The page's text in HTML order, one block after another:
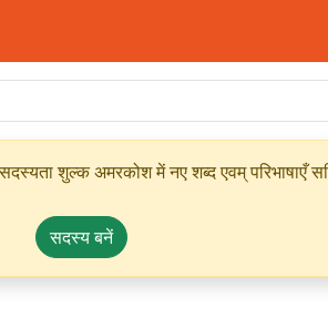
शुल्क अमरकोश में नए शब्द एवम् परिभाषाएँ
सदस्य बनें